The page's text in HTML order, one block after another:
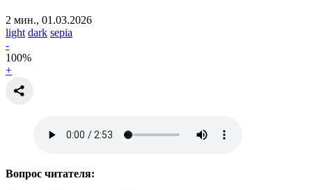
2 мин., 01.03.2026
light dark sepia
-
100%
+
Вопрос читателя: